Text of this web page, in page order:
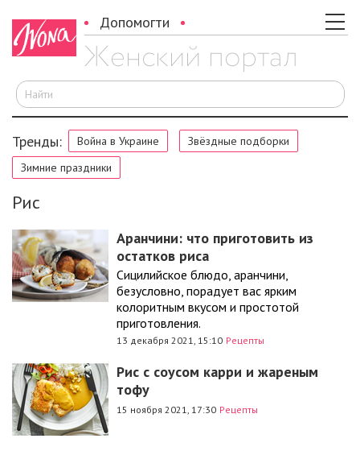
Допомогти
Тренды: Война в Украине
Звёздные подборки
Зимние праздники
Рис
Аранчини: что приготовить из
остатков риса
Сицилийское блюдо, аранчини,
безусловно, порадует вас ярким
колоритным вкусом и простотой
приготовления.
13 декабря 2021, 15:10 Рецепты
Рис с соусом карри и жареным
тофу
15 ноября 2021, 17:30 Рецепты